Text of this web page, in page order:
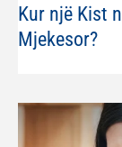
Kur një Kist
Mjekesor?